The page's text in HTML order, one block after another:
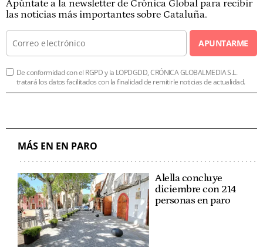
Apúntate a la newsletter de Crónica Global para recibir
las noticias más importantes sobre Cataluña.
APUNTARME
De conformidad con el RGPD y la LOPDGDD, CRÓNICA GLOBALMEDIA S.L.
tratará los datos facilitados con la finalidad de remitirle noticias de actualidad.
MÁS EN EN PARO
Alella concluye
diciembre con 214
personas en paro